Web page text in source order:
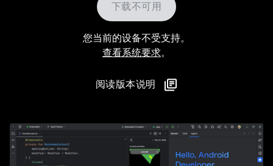
下载不可用
您当前的设备不受支持。
查看系统要求。
阅读版本说明